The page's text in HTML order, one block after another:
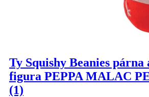
Ty Squishy Beanies párna
figura PEPPA MALAC
(1)